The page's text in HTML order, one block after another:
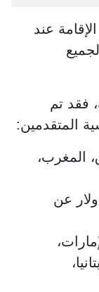
عند
لجميع
فقد تم
المتقدمين:
المغرب،
للشهر الأول، و0.5 دولار عن